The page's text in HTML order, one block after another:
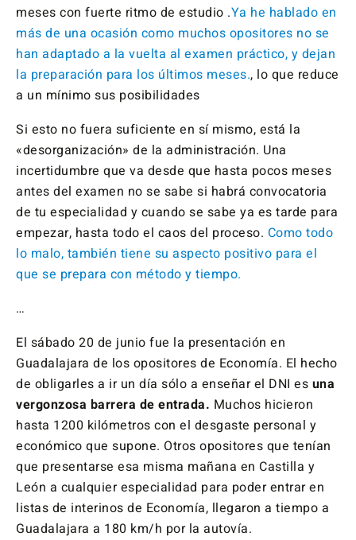
meses con fuerte ritmo de estudio .Ya he hablado en
más de una ocasión como muchos opositores no se
han adaptado a la vuelta al examen práctico, y dejan
la preparación para los últimos meses., lo que reduce
a un mínimo sus posibilidades
Si esto no fuera suficiente en sí mismo, está la
«desorganización» de la administración. Una
incertidumbre que va desde que hasta pocos meses
antes del examen no se sabe si habrá convocatoria
de tu especialidad y cuando se sabe ya es tarde para
empezar, hasta todo el caos del proceso. Como todo
lo malo, también tiene su aspecto positivo para el
que se prepara con método y tiempo.
…
El sábado 20 de junio fue la presentación en
Guadalajara de los opositores de Economía. El hecho
de obligarles a ir un día sólo a enseñar el DNI es una
vergonzosa barrera de entrada. Muchos hicieron
hasta 1200 kilómetros con el desgaste personal y
económico que supone. Otros opositores que tenían
que presentarse esa misma mañana en Castilla y
León a cualquier especialidad para poder entrar en
listas de interinos de Economía, llegaron a tiempo a
Guadalajara a 180 km/h por la autovía.